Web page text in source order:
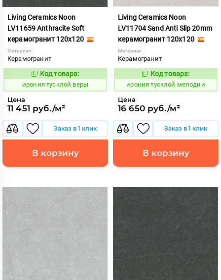
Living Ceramics Noon
LV11659 Anthracite Soft
керамогранит 120x120
Материал:
Керамогранит
1107008
Код товара:
ирония тусклой веры
Цена
11 451 руб./м²
Заказ в 1 клик
В корзину
Living Ceramics Noon
LV11704 Sand Anti Slip 20mm
керамогранит 120x120
Материал:
Керамогранит
1107048
Код товара:
ирония тусклой мелодии
Цена
16 650 руб./м²
Заказ в 1 клик
В корзину